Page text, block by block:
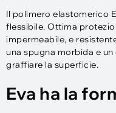
Il polimero elastomerico
flessibile. Ottima
impermeabile, e
una spugna morbida e
graffiare la superficie.
Eva ha la